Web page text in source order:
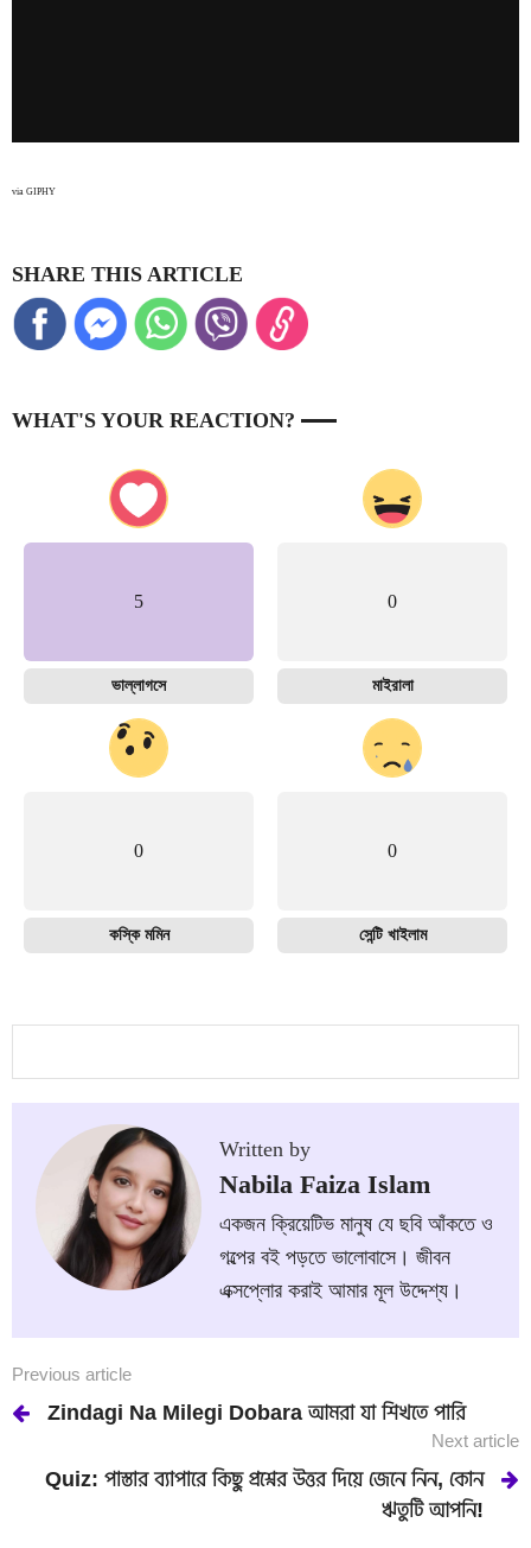
via GIPHY
SHARE THIS ARTICLE
WHAT'S YOUR REACTION?
5
ভাল্লাগসে
0
মাইরালা
0
কস্কি মমিন
0
সেন্টি খাইলাম
Written by
Nabila Faiza Islam
একজন ক্রিয়েটিভ মানুষ যে ছবি আঁকতে ও
গল্পের বই পড়তে ভালোবাসে। জীবন
এক্সপ্লোর করাই আমার মূল উদ্দেশ্য।
Previous article
Zindagi Na Milegi Dobara আমরা যা শিখতে পারি
Next article
Quiz: পাস্তার ব্যাপারে কিছু প্রশ্নের উত্তর দিয়ে জেনে নিন, কোন
ঋতুটি আপনি!